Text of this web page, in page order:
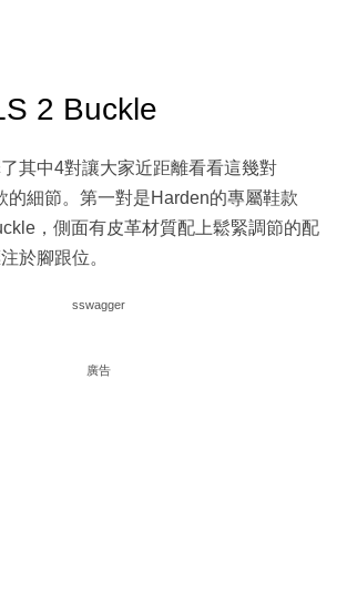
2 Buckle
其中4對讓大家近距離看看這幾對
的細節。第一對是Harden的專屬鞋款
，側面有皮革材質配上鬆緊調節的配
於腳跟位。
sswagger
廣告